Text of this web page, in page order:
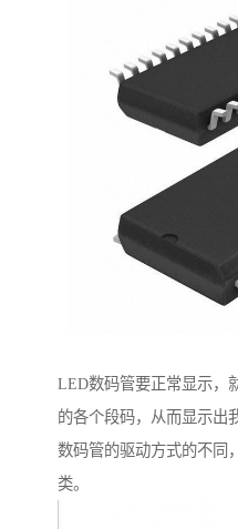
LED数码管要正常显示，
的各个段码，从而显示出
数码管的驱动方式的不同
类。